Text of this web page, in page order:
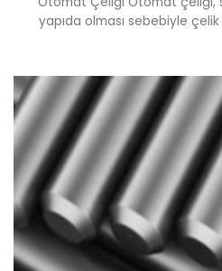
yapıda olması sebebiyle